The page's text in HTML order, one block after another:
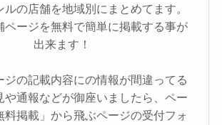
の店舗を地域別にまとめてます。
ページを無料で簡単に掲載する事が
出来ます！
ジの記載内容にの情報が間違ってる
や通報などが御座いましたら、ペー
料掲載」から飛ぶページの受付フォ